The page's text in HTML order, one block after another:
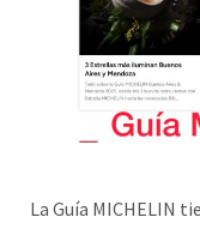
La Guía MICHELIN